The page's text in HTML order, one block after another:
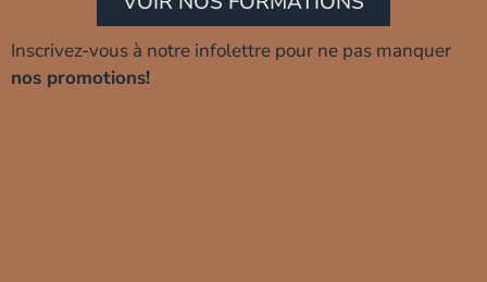
Inscrivez-vous à notre infolettre pour ne pas manquer
nos promotions!